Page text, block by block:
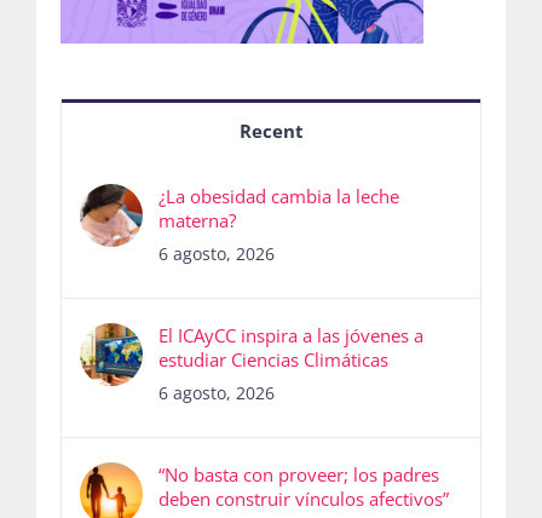
Recent
¿La obesidad cambia la leche
materna?
6 agosto, 2026
El ICAyCC inspira a las jóvenes a
estudiar Ciencias Climáticas
6 agosto, 2026
“No basta con proveer; los padres
deben construir vínculos afectivos”